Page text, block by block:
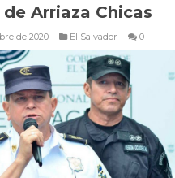
Arriaza Chicas
de 2020 El Salvador 0